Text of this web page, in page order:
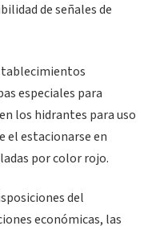
de señales de
especiales para
los hidrantes para uso
el estacionarse en
por color rojo.
del
económicas, las